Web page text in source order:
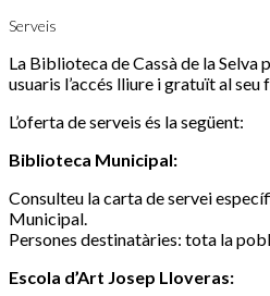
Serveis
La Biblioteca de Cassà de la Selva
usuaris l’accés lliure i gratuït al seu
L’oferta de serveis és la següent:
Biblioteca Municipal:
Consulteu la carta de servei
Municipal.
Persones destinatàries: tota la
Escola d’Art Josep Lloveras: